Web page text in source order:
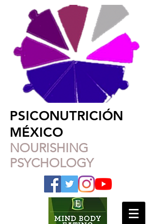
PSICONUTRICIÓN
MÉXICO
NOURISHING
PSYCHOLOGY